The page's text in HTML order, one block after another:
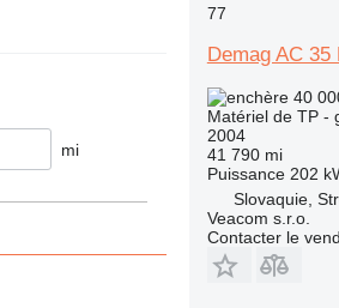
mi
77
Demag AC 35
40
Matériel de TP -
2004
41 790 mi
Puissance 202
Slovaquie,
Veacom s.r.o.
Contacter le